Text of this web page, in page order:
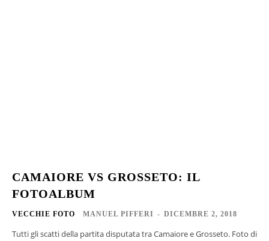
CAMAIORE VS GROSSETO: IL
FOTOALBUM
VECCHIE FOTO MANUEL PIFFERI - DICEMBRE 2, 2018
Tutti gli scatti della partita disputata tra Camaiore e Grosseto. Foto di